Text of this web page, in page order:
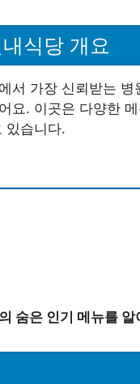
식당 개요
서 가장 신뢰받는
요. 이곳은 다양한
있습니다.
숨은 인기 메뉴를 알